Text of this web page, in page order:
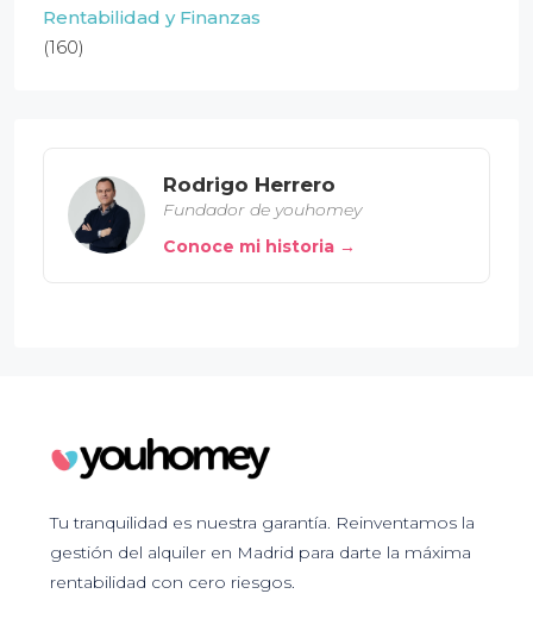
Rentabilidad y Finanzas
(160)
Rodrigo Herrero
Fundador de youhomey
Conoce mi historia →
Tu tranquilidad es nuestra garantía. Reinventamos la
gestión del alquiler en Madrid para darte la máxima
rentabilidad con cero riesgos.